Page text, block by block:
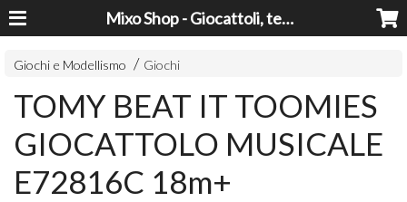
Mixo Shop - Giocattoli, tecnologia, casa e giardino a prezzi super!
Giochi e Modellismo Giochi
TOMY BEAT IT TOOMIES
GIOCATTOLO MUSICALE
E72816C 18m+